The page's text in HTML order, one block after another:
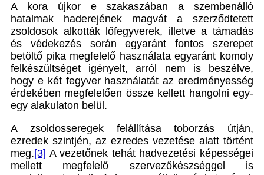
A kora újkor e szakaszában a szembenálló
hatalmak haderejének magvát a szerződtetett
zsoldosok alkották lőfegyverek, illetve a támadás
és védekezés során egyaránt fontos szerepet
betöltő pika megfelelő használata egyaránt komoly
felkészültséget igényelt, arról nem is beszélve,
hogy e két fegyver használatát az eredményesség
érdekében megfelelően össze kellett hangolni egy-
egy alakulaton belül.
A zsoldosseregek felállítása toborzás útján,
ezredek szintjén, az ezredes vezetése alatt történt
meg.[3] A vezetőnek tehát hadvezetési képességei
mellett megfelelő szervezőkészséggel is